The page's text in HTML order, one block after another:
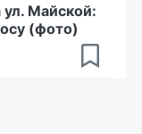
ул. Майской:
(фото)